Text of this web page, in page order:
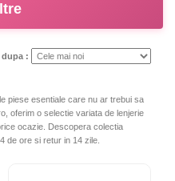
:
piese esentiale care nu ar trebui sa
oferim o selectie variata de lenjerie
ocazie. Descopera colectia
de ore si retur in 14 zile.